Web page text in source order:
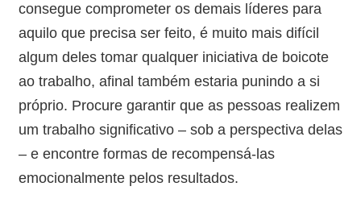
consegue comprometer os demais líderes para
aquilo que precisa ser feito, é muito mais difícil
algum deles tomar qualquer iniciativa de boicote
ao trabalho, afinal também estaria punindo a si
próprio. Procure garantir que as pessoas realizem
um trabalho significativo – sob a perspectiva delas
– e encontre formas de recompensá-las
emocionalmente pelos resultados.